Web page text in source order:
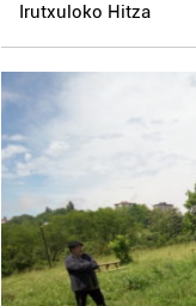
Irutxuloko Hitza